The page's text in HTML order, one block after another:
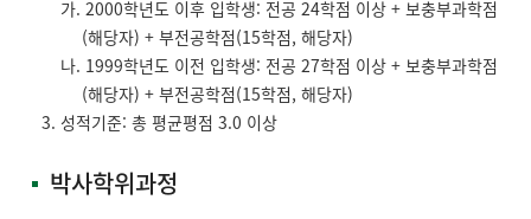
가. 2000학년도 이후 입학생: 전공 24학점 이상 + 보충부과학점
(해당자) + 부전공학점(15학점, 해당자)
나. 1999학년도 이전 입학생: 전공 27학점 이상 + 보충부과학점
(해당자) + 부전공학점(15학점, 해당자)
성적기준: 총 평균평점 3.0 이상
박사학위과정